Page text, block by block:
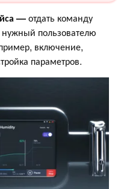
—отдать команду
нужный пользователю
включение,
параметров.